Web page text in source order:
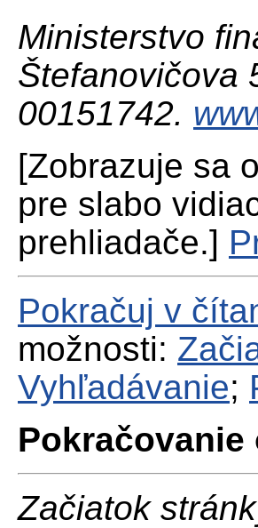
Ministerstvo
Štefanovičova
00151742.
[Zobrazuje sa
pre slabo
prehliadače.]
Pokračuj v
možnosti:
Vyhľadávanie;
Pokračovanie
Začiatok